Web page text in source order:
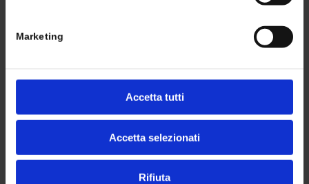
Marketing
Accetta tutti
Accetta selezionati
Rifiuta